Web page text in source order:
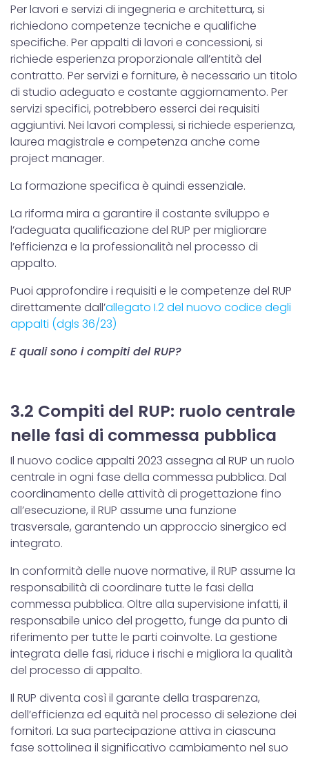
Per lavori e servizi di ingegneria e architettura, si
richiedono competenze tecniche e qualifiche
specifiche. Per appalti di lavori e concessioni, si
richiede esperienza proporzionale all’entità del
contratto. Per servizi e forniture, è necessario un titolo
di studio adeguato e costante aggiornamento. Per
servizi specifici, potrebbero esserci dei requisiti
aggiuntivi. Nei lavori complessi, si richiede esperienza,
laurea magistrale e competenza anche come
project manager.
La formazione specifica è quindi essenziale.
La riforma mira a garantire il costante sviluppo e
l’adeguata qualificazione del RUP per migliorare
l’efficienza e la professionalità nel processo di
appalto.
Puoi approfondire i requisiti e le competenze del RUP
direttamente dall’allegato I.2 del nuovo codice degli
appalti (dgls 36/23)
E quali sono i compiti del RUP?
3.2 Compiti del RUP: ruolo centrale
nelle fasi di commessa pubblica
Il nuovo codice appalti 2023 assegna al RUP un ruolo
centrale in ogni fase della commessa pubblica. Dal
coordinamento delle attività di progettazione fino
all’esecuzione, il RUP assume una funzione
trasversale, garantendo un approccio sinergico ed
integrato.
In conformità delle nuove normative, il RUP assume la
responsabilità di coordinare tutte le fasi della
commessa pubblica. Oltre alla supervisione infatti, il
responsabile unico del progetto, funge da punto di
riferimento per tutte le parti coinvolte. La gestione
integrata delle fasi, riduce i rischi e migliora la qualità
del processo di appalto.
Il RUP diventa così il garante della trasparenza,
dell’efficienza ed equità nel processo di selezione dei
fornitori. La sua partecipazione attiva in ciascuna
fase sottolinea il significativo cambiamento nel suo